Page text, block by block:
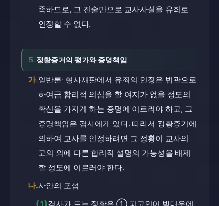
족하므로, 그 진술만으로 교사사실을 유죄로
인정할 수 없다.
5.정황증거의 평가와 증명책임
가.일반론: 형사재판에서 유죄의 인정은 법관으로
하여금 합리적 의심을 할 여지가 없을 정도의
확신을 가지게 하는 증명에 이르러야 하고, 그
증명책임은 검사에게 있다. 따라서 정황증거에
의하여 교사를 인정하려면 그 정황이 교사의
고의 외에 다른 합리적 설명의 가능성을 배제
할 정도에 이르러야 한다.
나.사안의 포섭
(1)검사가 드는 정황은 ① 피고인이 박대우에